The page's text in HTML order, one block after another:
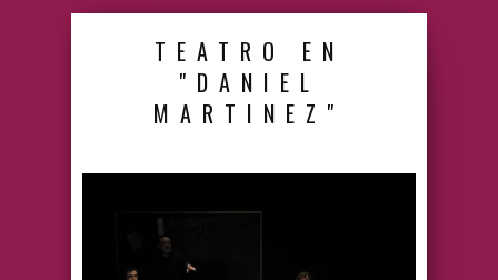
TEATRO EN
"DANIEL
MARTINEZ"